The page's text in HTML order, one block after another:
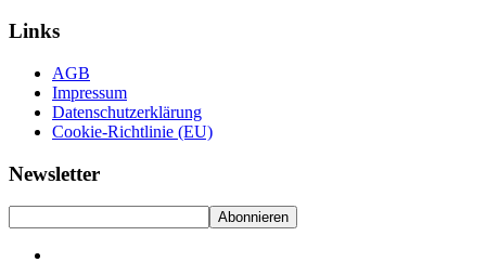
Links
AGB
Impressum
Datenschutzerklärung
Cookie-Richtlinie (EU)
Newsletter